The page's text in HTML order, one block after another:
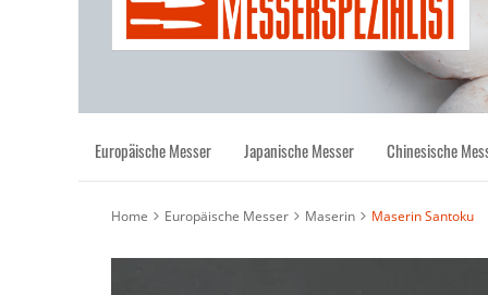
Europäische Messer Japanische Messer Chinesische
Home Europäische Messer Maserin Maserin Santoku